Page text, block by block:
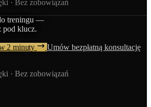
treningu —
pod klucz.
2 minuty Umów bezpłatną konsultację
· Bez zobowiązań
· Bez zobowiązań